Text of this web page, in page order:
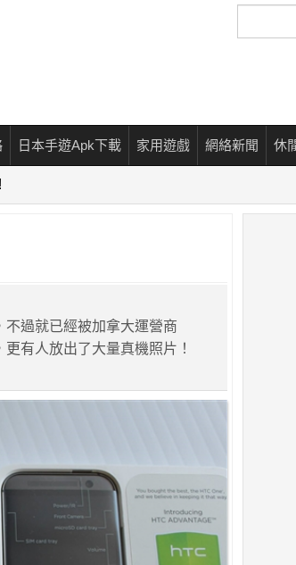
尋
日本手遊Apk下載 家用遊戲 網絡新聞 休
過就已經被加拿大運營商
有人放出了大量真機照片！